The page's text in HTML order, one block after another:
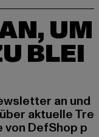
UM
BLEI
an und
aktuelle Tre
von DefShop p